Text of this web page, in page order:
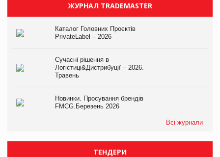
ЖУРНАЛ TRADEMASTER
Каталог Головних Проєктів
PrivateLabel – 2026
Сучасні рішення в
Логістиці&Дистрибуції – 2026.
Травень
Новинки. Просування брендів
FMCG.Березень 2026
Всі журнали
ТЕНДЕРИ